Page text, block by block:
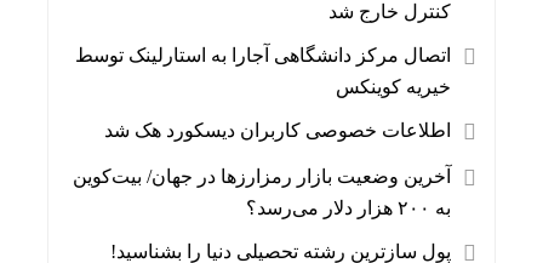
کنترل خارج شد
اتصال مرکز دانشگاهی آجارا به استارلینک توسط
خیریه کوینکس
اطلاعات خصوصی کاربران دیسکورد هک شد
آخرین وضعیت بازار رمزارزها در جهان/ بیت‌کوین
به ۲۰۰ هزار دلار می‌رسد؟
پول سازترین رشته تحصیلی دنیا را بشناسید!